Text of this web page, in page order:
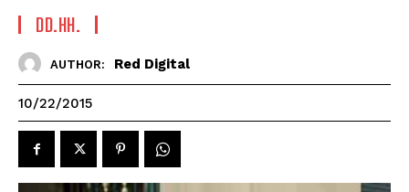
DD.HH.
AUTHOR: Red Digital
10/22/2015